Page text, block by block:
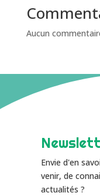
Aucun
Envie d'en
venir, de
actualités ?